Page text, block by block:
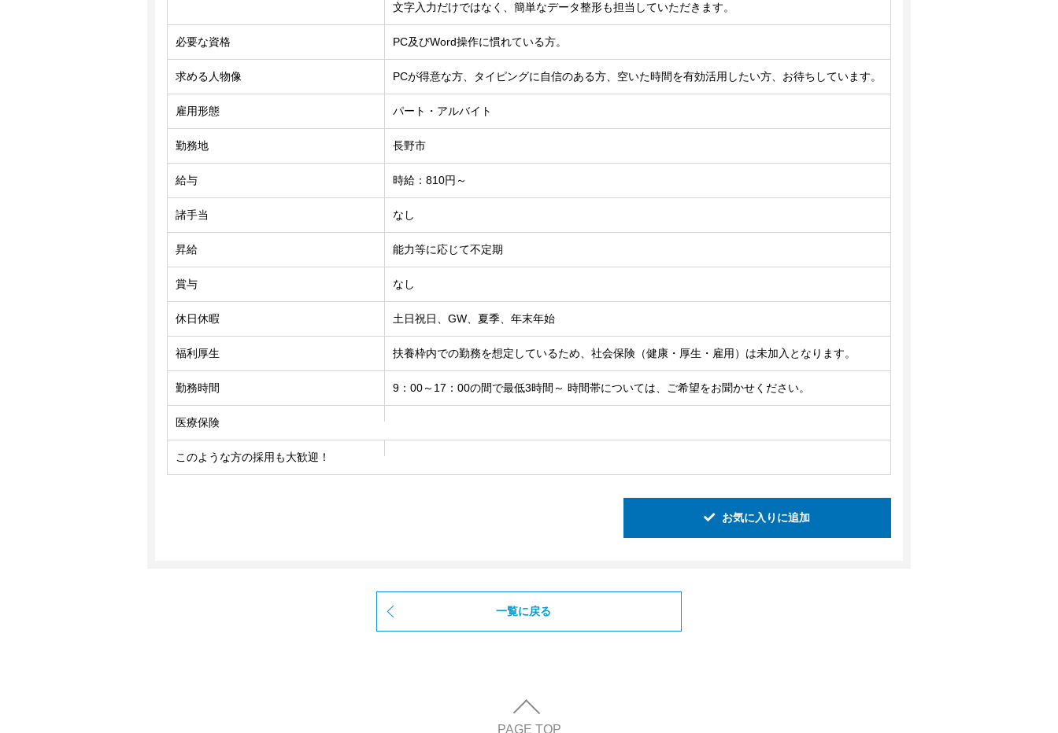
文字入力だけではなく、簡単なデータ整形も担当していただきます。
必要な資格 PC及びWord操作に慣れている方。
求める人物像 PCが得意な方、タイピングに自信のある方、空いた時間を有効活用したい方、お待ちしています。
雇用形態 パート・アルバイト
勤務地 長野市
給与 時給：810円～
諸手当 なし
昇給 能力等に応じて不定期
賞与 なし
休日休暇 土日祝日、GW、夏季、年末年始
福利厚生 扶養枠内での勤務を想定しているため、社会保険（健康・厚生・雇用）は未加入となります。
勤務時間 9：00～17：00の間で最低3時間～ 時間帯については、ご希望をお聞かせください。
医療保険
このような方の採用も大歓迎！
お気に入りに追加
一覧に戻る
PAGE TOP